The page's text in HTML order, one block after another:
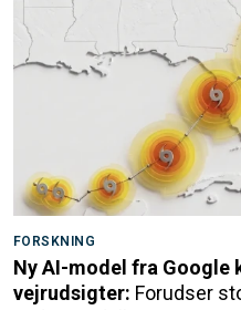
FORSKNING
Ny AI-model fra
vejrudsigter: Forudser